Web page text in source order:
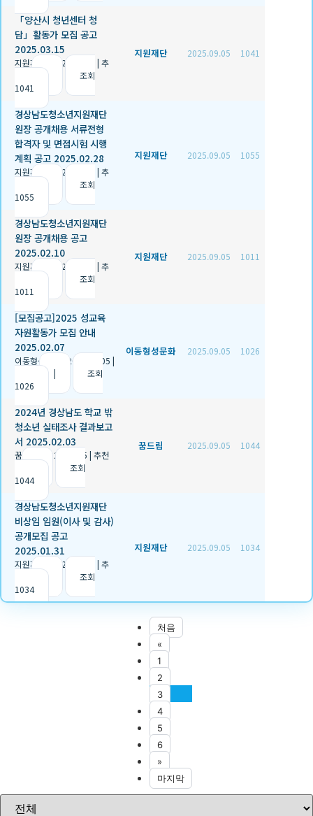
「양산시 청년센터 청
담」활동가 모집 공고
2025.03.15
지원재단 2025.09.05 | 추
|
조회
1041
지원재단 2025.09.05 1041
경상남도청소년지원재단
원장 공개채용 서류전형
합격자 및 면접시험 시행
계획 공고 2025.02.28
지원재단 2025.09.05 | 추
|
조회
1055
지원재단 2025.09.05 1055
경상남도청소년지원재단
원장 공개채용 공고
2025.02.10
지원재단 2025.09.05 | 추
|
조회
1011
지원재단 2025.09.05 1011
[모집공고]2025 성교육
자원활동가 모집 안내
2025.02.07
이동형성문화 2025.09.05 |
|
조회
1026
이동형성문화 2025.09.05 1026
2024년 경상남도 학교 밖
청소년 실태조사 결과보고
서 2025.02.03
꿈드림 2025.09.05 | 추천
조회
1044
꿈드림 2025.09.05 1044
경상남도청소년지원재단
비상임 임원(이사 및 감사)
공개모집 공고
2025.01.31
지원재단 2025.09.05 | 추
|
조회
1034
지원재단 2025.09.05 1034
처음
«
1
2
3
4
5
6
»
마지막